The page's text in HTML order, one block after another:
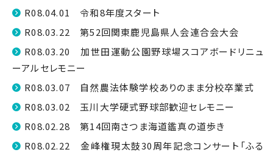
R08.04.01 令和8年度スタート
R08.03.22 第52回関東鹿児島県人会連合会大会
R08.03.20 加世田運動公園野球場スコアボードリニュ
ーアルセレモニー
R08.03.07 自然農法体験学校ありのまま分校卒業式
R08.03.02 玉川大学硬式野球部歓迎セレモニー
R08.02.28 第14回南さつま海道鑑真の道歩き
R08.02.22 金峰権現太鼓30周年記念コンサート「ふる